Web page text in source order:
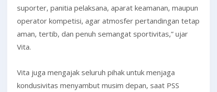
suporter, panitia pelaksana, aparat keamanan, maupun
operator kompetisi, agar atmosfer pertandingan tetap
aman, tertib, dan penuh semangat sportivitas,” ujar
Vita.
Vita juga mengajak seluruh pihak untuk menjaga
kondusivitas menyambut musim depan, saat PSS